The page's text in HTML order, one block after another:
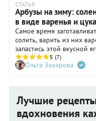
СТАТЬЯ
Арбузы на зиму:
в виде варенья и
Самое время
солить, варить из них
запастись этой вкусной
приятными 5 (7)
Ольга Захарова
Лучшие
вдохновения